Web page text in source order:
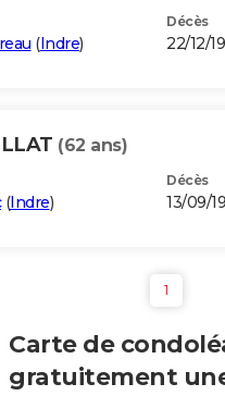
(Indre)
Décès
22/12/
(62 ans)
(Indre)
Décès
13/09/
1
Carte de
gratuitement